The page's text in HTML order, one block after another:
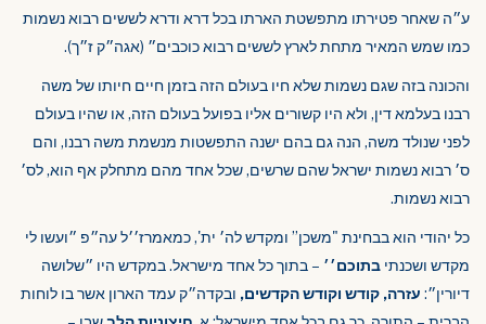
ע״ה שאחר פטירתו מתפשטת הארתו בכל דרא ודרא לששים רבוא נשמות
כמו שמש המאיר מתחת לארץ לששים רבוא כוכבים״ (אגה״ק ז״ך).
והכונה בזה שגם נשמות שלא חיו בעולם הזה בזמן חיים חיותו של משה
רבנו בעלמא דין, ולא היו קשורים אליו בפועל בעולם הזה, או שהיו בעולם
לפני שנולד משה, הנה גם בהם ישנה התפשטות מנשמת משה רבנו, והם
ס׳ רבוא נשמות ישראל שהם שרשים, שכל אחד מהם מתחלק אף הוא, לס׳
רבוא נשמות.
כל יהודי הוא בבחינת "משכן” ומקדש לה׳ ית', כמאמרז׳׳ל עה״פ ״ועשו לי
מקדש ושכנתי בתוכם׳׳ – בתוך כל אחד מישראל. במקדש היו ״שלושה
דיורין״: עזרה, קודש וקודש הקדשים, ובקדה״ק עמד הארון אשר בו לוחות